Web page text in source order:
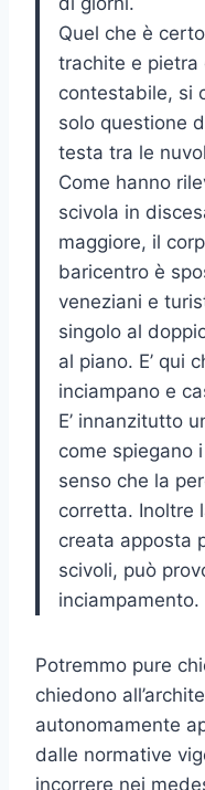
Quel che è
trachite e pietra
contestabile, si
solo questione
testa tra le
Come hanno
scivola in
maggiore, il
baricentro è
veneziani e
singolo al
al piano. E’ qui
inciampano e
E’ innanzitutto
come spiegano
senso che la
corretta. Inoltre
creata apposta
scivoli, può
inciampamento.
Potremmo pure
chiedono
autonomamente
dalle normative
incorrere nei